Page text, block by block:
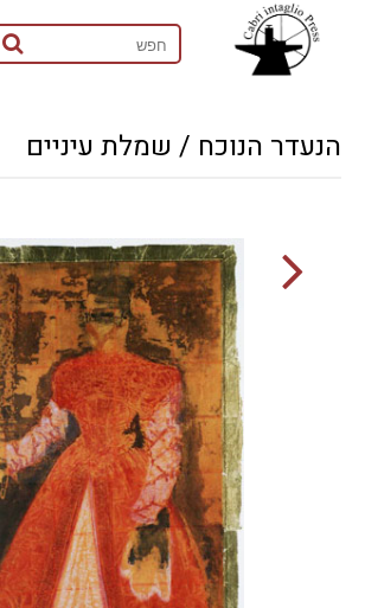
הנעדר הנוכח / שמלת עיניים